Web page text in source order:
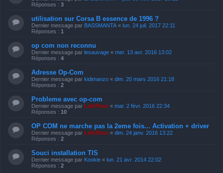
Réponses : 3
utilisation sur Corsa B essence de 1996 ?
Dernier message par BASSMANTA « lun. 24 juil. 2017 22:11
Réponses : 1
op com non reconnu
Dernier message par lesauvage « mer. 13 avr. 2016 13:02
Réponses : 4
Adresse Op-Com
Dernier message par kidimanzo « dim. 20 mars 2016 21:18
Réponses : 2
Probleme avec op-com
Dernier message par LeKiffeur « mar. 2 févr. 2016 22:34
Réponses : 10
OP COM ne marche pas la 2eme fois... Activation + driver
Dernier message par LeKiffeur « dim. 24 janv. 2016 13:22
Réponses : 2
Souci installation TIS
Dernier message par Kookie « lun. 21 avr. 2014 22:02
Réponses : 2